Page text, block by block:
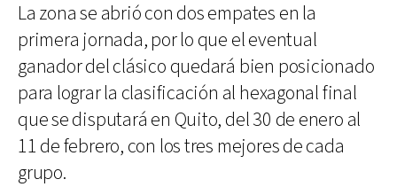
La zona se abrió con dos empates en la
primera jornada, por lo que el eventual
ganador del clásico quedará bien posicionado
para lograr la clasificación al hexagonal final
que se disputará en Quito, del 30 de enero al
11 de febrero, con los tres mejores de cada
grupo.